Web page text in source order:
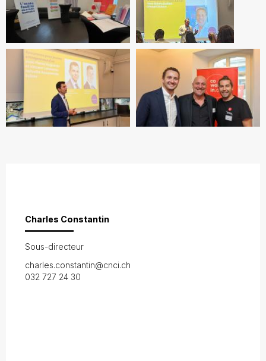
Charles Constantin
Sous-directeur
charles.constantin@cnci.ch
032 727 24 30